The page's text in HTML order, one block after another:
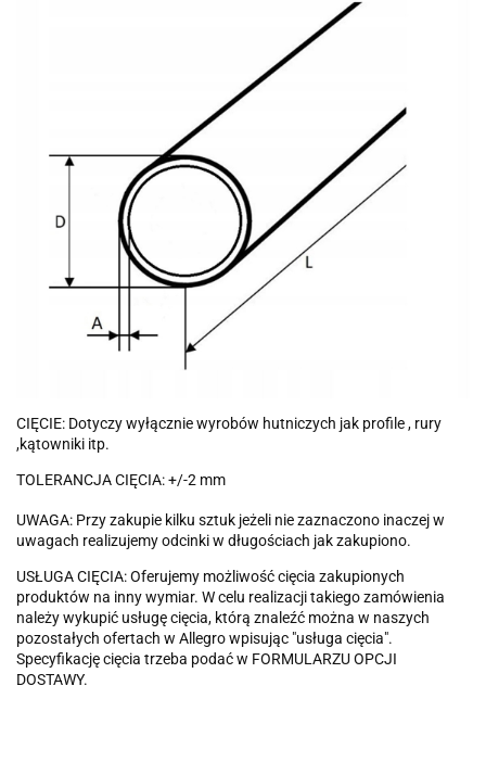
CIĘCIE: Dotyczy wyłącznie wyrobów hutniczych jak profile , rury
,kątowniki itp.
TOLERANCJA CIĘCIA: +/-2 mm
UWAGA: Przy zakupie kilku sztuk jeżeli nie zaznaczono inaczej w
uwagach realizujemy odcinki w długościach jak zakupiono.
USŁUGA CIĘCIA: Oferujemy możliwość cięcia zakupionych
produktów na inny wymiar. W celu realizacji takiego zamówienia
należy wykupić usługę cięcia, którą znaleźć można w naszych
pozostałych ofertach w Allegro wpisując "usługa cięcia".
Specyfikację cięcia trzeba podać w FORMULARZU OPCJI
DOSTAWY.